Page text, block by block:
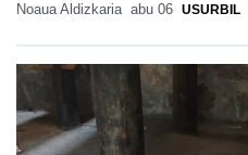
Noaua Aldizkaria abu 06 USURBIL